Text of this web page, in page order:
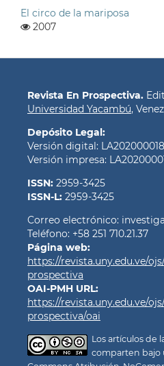
El circo de la mariposa
2007
Revista En Prospectiva.
Universidad Yacambú,
Depósito Legal:
Versión digital:
Versión impresa:
ISSN:2959-3425
ISSN-L:2959-3425
Correo electrónico:
Teléfono: +58 251 710.21.37
Página web:
https://revista.uny.edu.ve/
prospectiva
OAI-PMH URL:
https://revista.uny.edu.ve/
prospectiva/oai
Los artículos de
comparten bajo